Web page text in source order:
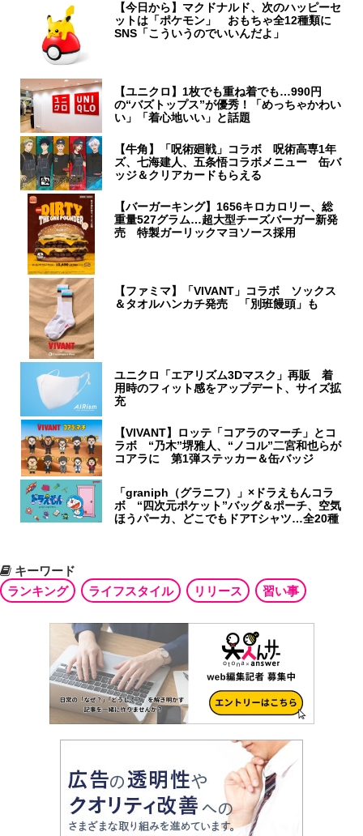
【今日から】マクドナルド、次のハッピーセ
ットは「ポケモン」 おもちゃ全12種類に
SNS「こういうのでいいんだよ」
【ユニクロ】1枚でも重ね着でも…990円
の“バズトップス”が優秀！「めっちゃかわい
い」「着心地いい」と話題
【牛角】「呪術廻戦」コラボ 呪術高専1年
ズ、七海建人、五条悟コラボメニュー 缶バ
ッジ＆クリアカードもらえる
【バーガーキング】1656キロカロリー、総
重量527グラム…超大型チーズバーガー新発
売 特製ガーリックマヨソース採用
【ファミマ】「VIVANT」コラボ ソックス
＆タオルハンカチ発売 「別班饅頭」も
ユニクロ「エアリズム3Dマスク」再販 着
用時のフィット感をアップデート、サイズ拡
充
【VIVANT】ロッテ「コアラのマーチ」とコ
ラボ “乃木”堺雅人、“ノコル”二宮和也らが
コアラに 第1弾ステッカー＆缶バッジ
「graniph（グラニフ）」×ドラえもんコラ
ボ “四次元ポケット”バッグ＆ポーチ、空気
ほうパーカ、どこでもドアTシャツ…全20種
キーワード
ランキング
ライフスタイル リリース 習い事